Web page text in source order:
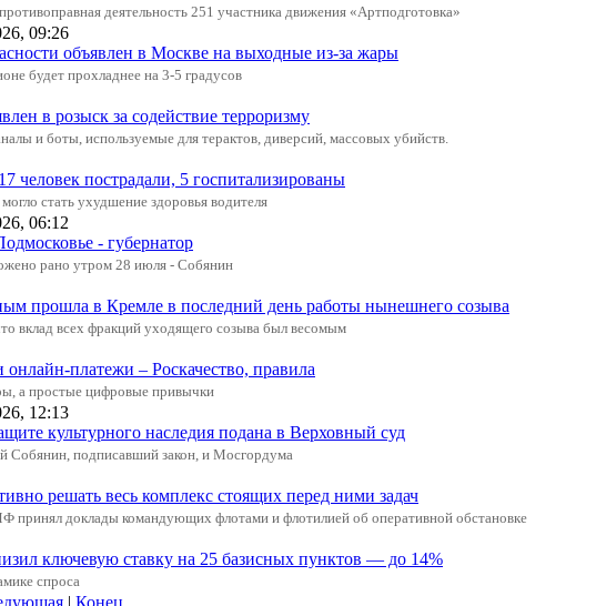
деятельность 251 участника движения «Артподготовка»
09:26
объявлен в Москве на выходные из-за жары
будет прохладнее на 3-5 градусов
в розыск за содействие терроризму
и боты, используемые для терактов, диверсий, массовых убийств.
пострадали, 5 госпитализированы
стать ухудшение здоровья водителя
06:12
- губернатор
рано утром 28 июля - Собянин
прошла в Кремле в последний день работы нынешнего созыва
вклад всех фракций уходящего созыва был весомым
платежи – Роскачество, правила
а простые цифровые привычки
12:13
культурного наследия подана в Верховный суд
Собянин, подписавший закон, и Мосгордума
решать весь комплекс стоящих перед ними задач
доклады командующих флотами и флотилией об оперативной обстановке
ключевую ставку на 25 базисных пунктов — до 14%
спроса
| Конец